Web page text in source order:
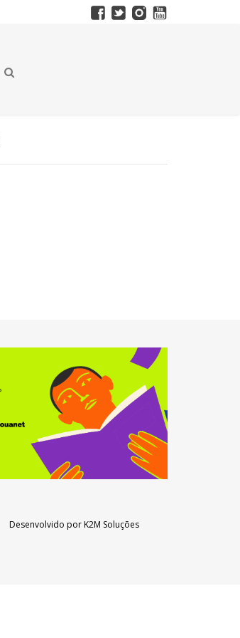
Desenvolvido porK2M Soluções